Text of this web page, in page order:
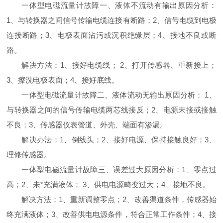
一体型电磁流量计故障一、液体不流动有输出原因分析：
1、与转换器之间信号传输电缆连接有断路；2、信号电缆到电极
连接断路；3、电极表面沾污或沉积绝缘层；4、接地不良或断
路。
解决方法：1、接好电缆线； 2、打开传感器、重新接上；
3、擦洗电极表面；4、接好底线。
一体型电磁流量计故障二、液体流动无输出原因分析： 1、
与转换器之间的信号传输电缆两芯线接反；2、电源未接或接触
不良；3、传感器仪表管道、外壳、端面有渗漏。
解决办法：1、倒线头；2、接好电源、保持接触良好；3、
理修传感器。
一体型电磁流量计故障三、误差过大原因分析：1、零点过
高；2、未*充满液体； 3、供电电源畸变过大；4、接地不良。
解决方法：1、重新调整零点；2、改善渠道条件，传感器始
终充满液体；3、改善供电电源条件，符合正常工作条件；4、接